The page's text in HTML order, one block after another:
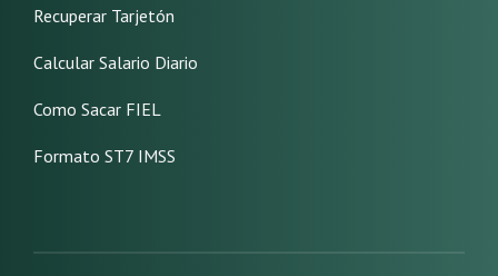
Recuperar Tarjetón
Calcular Salario Diario
Como Sacar FIEL
Formato ST7 IMSS